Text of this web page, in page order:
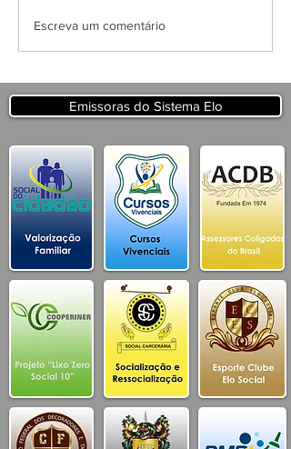
APRESENTAÇÃO DO
TURISMO E
DESENVOLVIMENTO
ECONOMICO PB
Escreva um comentário
Emissoras do Sistema Elo